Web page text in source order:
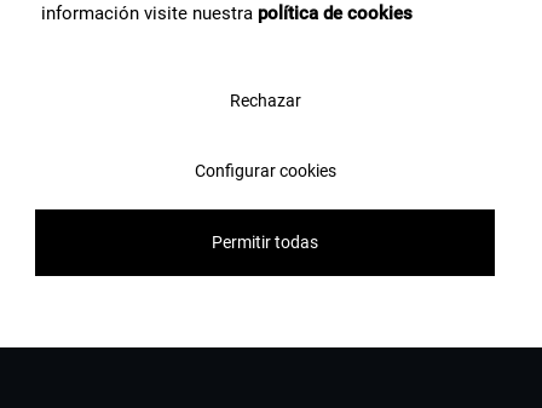
información visite nuestra política de cookies
Rechazar
Configurar cookies
Permitir todas